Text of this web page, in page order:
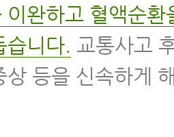
이완하고 혈액순환
니다. 교통사고
상 등을 신속하게